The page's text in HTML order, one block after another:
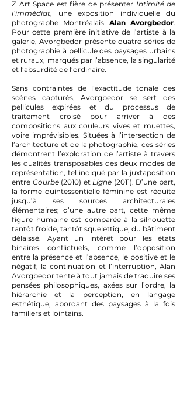
Z Art Space est fière de présenter Intimité de
l’immédiat, une exposition individuelle du
photographe Montréalais Alan Avorgbedor.
Pour cette première initiative de l’artiste à la
galerie, Avorgbedor présente quatre séries de
photographie à pellicule des paysages urbains
et ruraux, marqués par l’absence, la singularité
et l’absurdité de l’ordinaire.
Sans contraintes de l’exactitude tonale des
scènes capturés, Avorgbedor se sert des
pellicules expirées et du processus de
traitement croisé pour arriver à des
compositions aux couleurs vives et muettes,
voire imprévisibles. Situées à l’intersection de
l’architecture et de la photographie, ces séries
démontrent l’exploration de l’artiste à travers
les qualités transposables des deux modes de
représentation, tel indiqué par la juxtaposition
entre Courbe (2010) etLigne (2011). D’une part,
la forme quintessentielle féminine est réduite
jusqu’à ses sources architecturales
élémentaires; d’une autre part, cette même
figure humaine est comparée à la silhouette
tantôt froide, tantôt squelettique, du bâtiment
délaissé. Ayant un intérêt pour les états
binaires conflictuels, comme l’opposition
entre la présence et l’absence, le positive et le
négatif, la continuation et l’interruption, Alan
Avorgbedor tente à tout jamais de traduire ses
pensées philosophiques, axées sur l’ordre, la
hiérarchie et la perception, en langage
esthétique, abordant des paysages à la fois
familiers et lointains.